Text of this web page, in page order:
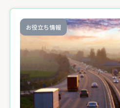
お役立ち情報